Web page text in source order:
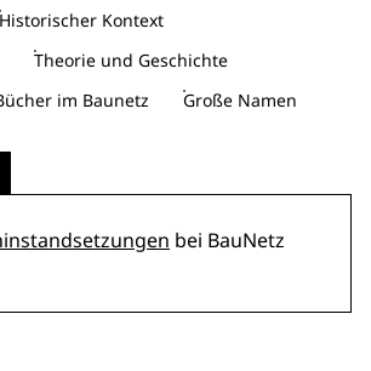
Historischer Kontext
Theorie und Geschichte
im Baunetz Große Namen
bei BauNetz